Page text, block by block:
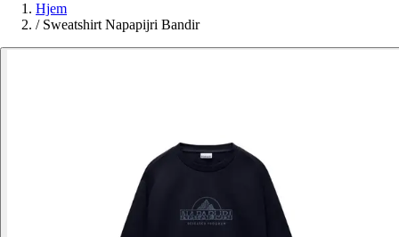
Hjem
/ Sweatshirt Napapijri Bandir